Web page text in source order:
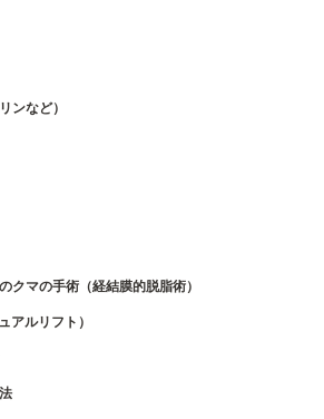
ンなど）
クマの手術（経結膜的脱脂術）
アルリフト）